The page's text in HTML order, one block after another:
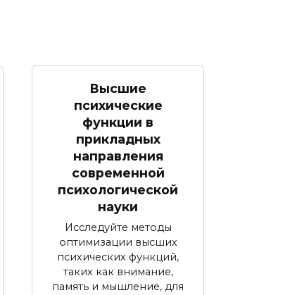
Высшие
психические
функции в
прикладных
направления
современной
психологической
науки
Исследуйте методы
оптимизации высших
психических функций,
таких как внимание,
память и мышление, для